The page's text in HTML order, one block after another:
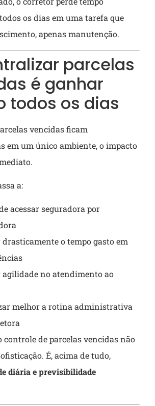
os dias em uma tarefa que
apenas manutenção.
parcelas
é ganhar
todos os dias
vencidas ficam
em um único ambiente, o impacto
a:
acessar seguradora por
o tempo gasto em
agilidade no atendimento ao
melhor a rotina administrativa
controle de parcelas vencidas não
É, acima de tudo,
diária e previsibilidade